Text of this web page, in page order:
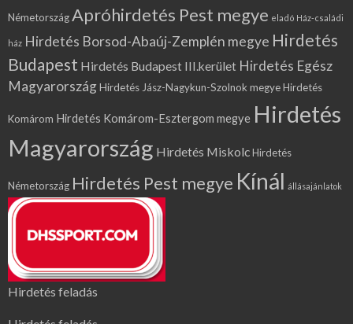
NémetországApróhirdetés Pest megye eladó Ház-családi
ház Hirdetés Borsod-Abaúj-Zemplén megye Hirdetés
Budapest Hirdetés Budapest III.kerület Hirdetés Egész
MagyarországHirdetés Jász-Nagykun-Szolnok megyeHirdetés
Komárom Hirdetés Komárom-Esztergom megye Hirdetés
Magyarország Hirdetés MiskolcHirdetés
Németország Hirdetés Pest megye Kínál állásajánlatok
Hirdetés feladás